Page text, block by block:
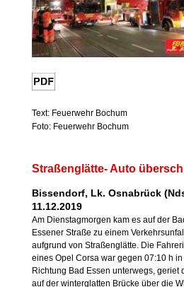
Text: Feuerwehr Bochum
Foto: Feuerwehr Bochum
Straßenglätte- Auto
Bissendorf, Lk. Osnabrück
11.12.2019
Am Dienstagmorgen kam es auf der
Essener Straße zu einem
aufgrund von Straßenglätte. Die
eines Opel Corsa war gegen 07:10 h in
Richtung Bad Essen unterwegs, geriet
auf der winterglatten Brücke über die